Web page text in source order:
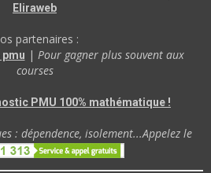
Eliraweb
partenaires :
pmu | Pour gagner plus souvent aux
courses
PMU 100% mathématique !
: dépendence, isolement...Appelez le